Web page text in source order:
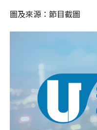
圖及來源：節目截圖